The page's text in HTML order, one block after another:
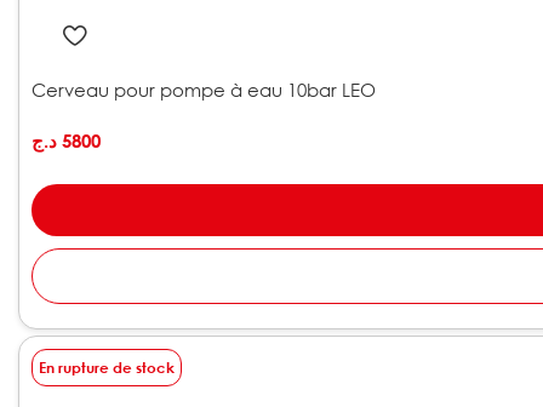
Cerveau pour pompe à eau 10bar LEO
5800 د.ج
En rupture de stock